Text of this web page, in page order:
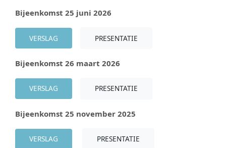
Bijeenkomst 25 juni 2026
VERSLAG PRESENTATIE
Bijeenkomst 26 maart 2026
VERSLAG PRESENTATIE
Bijeenkomst 25 november 2025
VERSLAG PRESENTATIE